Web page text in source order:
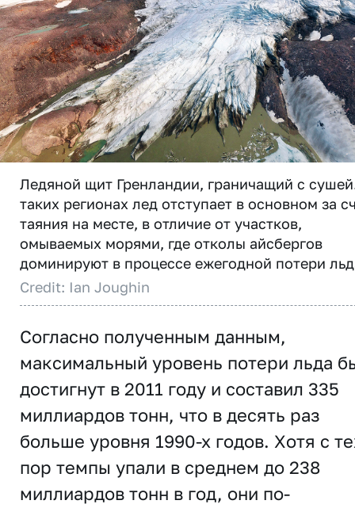
Ледяной щит Гренландии, граничащий с
таких регионах лед отступает в основном за
таяния на месте, в отличие от участков,
омываемых морями, где отколы айсбергов
доминируют в процессе ежегодной потери
Credit: Ian Joughin
Согласно полученным данным,
максимальный уровень потери льда
достигнут в 2011 году и составил 335
миллиардов тонн, что в десять раз
больше уровня 1990-х годов. Хотя с
пор темпы упали в среднем до 238
миллиардов тонн в год, они по-